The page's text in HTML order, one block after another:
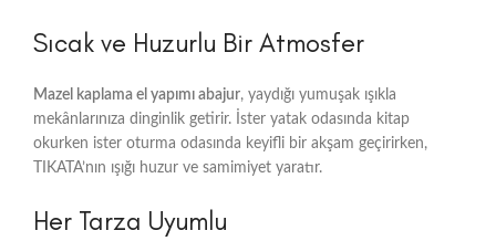
Sıcak ve Huzurlu Bir Atmosfer
Mazel kaplama el yapımı abajur, yaydığı yumuşak ışıkla
mekânlarınıza dinginlik getirir. İster yatak odasında kitap
okurken ister oturma odasında keyifli bir akşam geçirirken,
TIKATA’nın ışığı huzur ve samimiyet yaratır.
Her Tarza Uyumlu